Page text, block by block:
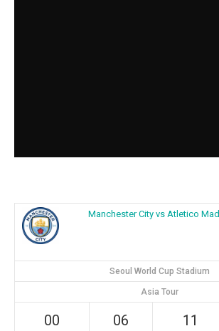
Manchester City vs Atletico
Seoul World Cup Stadium
Asia Tour
00 06 11